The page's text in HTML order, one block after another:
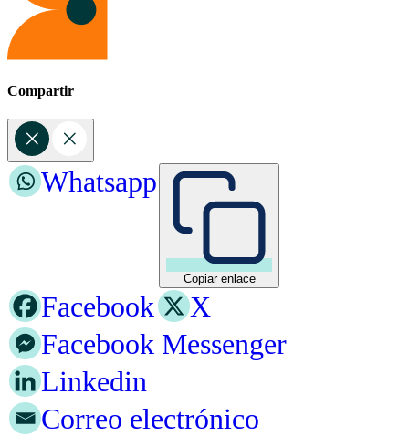
Compartir
Copiar enlace
Whatsapp
Facebook
X
Facebook Messenger
Linkedin
Correo electrónico